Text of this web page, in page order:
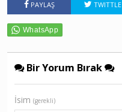
PAYLAŞ TWITTLE
Bir Yorum Bırak
İsim (gerekli)